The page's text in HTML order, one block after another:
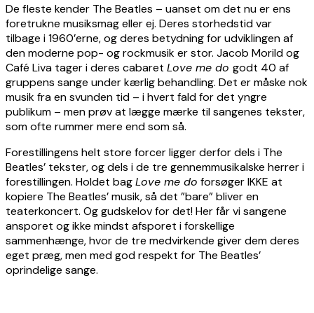
De fleste kender The Beatles – uanset om det nu er ens
foretrukne musiksmag eller ej. Deres storhedstid var
tilbage i 1960’erne, og deres betydning for udviklingen af
den moderne pop- og rockmusik er stor. Jacob Morild og
Café Liva tager i deres cabaret Love me do godt 40 af
gruppens sange under kærlig behandling. Det er måske nok
musik fra en svunden tid – i hvert fald for det yngre
publikum – men prøv at lægge mærke til sangenes tekster,
som ofte rummer mere end som så.
Forestillingens helt store forcer ligger derfor dels i The
Beatles’ tekster, og dels i de tre gennemmusikalske herrer i
forestillingen. Holdet bagLove me do forsøger IKKE at
kopiere The Beatles’ musik, så det ”bare” bliver en
teaterkoncert. Og gudskelov for det! Her får vi sangene
ansporet og ikke mindst afsporet i forskellige
sammenhænge, hvor de tre medvirkende giver dem deres
eget præg, men med god respekt for The Beatles’
oprindelige sange.